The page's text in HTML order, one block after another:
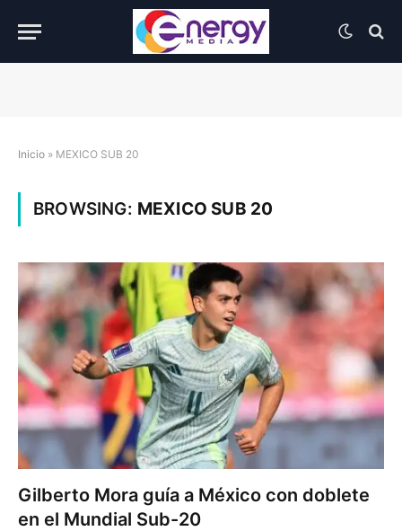
Inicio » MEXICO SUB 20
BROWSING: MEXICO SUB 20
Gilberto Mora guía a México con doblete
en el Mundial Sub-20